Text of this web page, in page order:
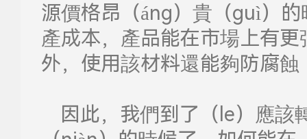
源價格昂（áng）貴（guì）
產成本，產品能在市場上有
外，使用該材料還能夠防腐蝕
因此，我們到了（le）應該